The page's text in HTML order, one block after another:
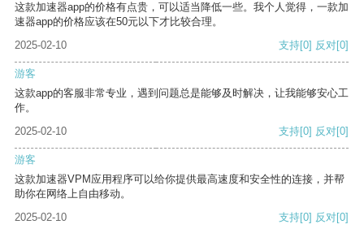
这款加速器app的价格有点贵，可以适当降低一些。我个人觉得，一款加
速器app的价格应该在50元以下才比较合理。
2025-02-10
支持[0] 反对[0]
游客
这款app的客服非常专业，遇到问题总是能够及时解决，让我能够安心工
作。
2025-02-10
支持[0] 反对[0]
游客
这款加速器VPM应用程序可以给你提供最高速度和安全性的连接，并帮
助你在网络上自由移动。
2025-02-10
支持[0] 反对[0]